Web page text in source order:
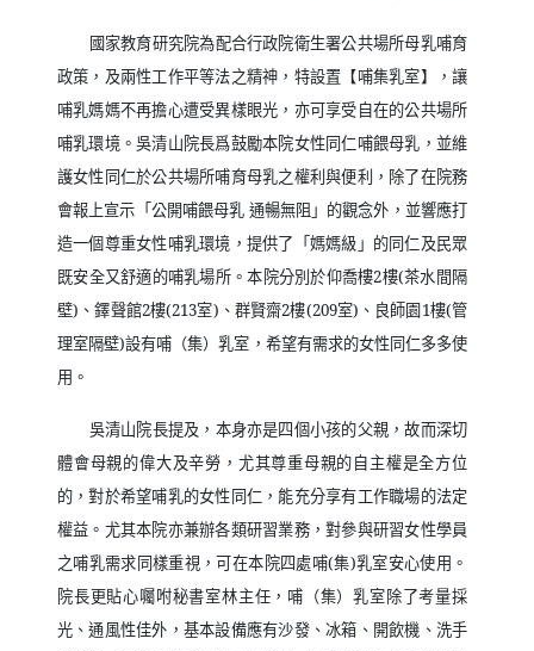
國家教育研究院為配合行政院衛生署公共場所母乳哺育
政策，及兩性工作平等法之精神，特設置【哺集乳室】，讓
哺乳媽媽不再擔心遭受異樣眼光，亦可享受自在的公共場所
哺乳環境。吳清山院長爲鼓勵本院女性同仁哺餵母乳，並維
護女性同仁於公共場所哺育母乳之權利與便利，除了在院務
會報上宣示「公開哺餵母乳 通暢無阻」的觀念外，並響應打
造一個尊重女性哺乳環境，提供了「媽媽級」的同仁及民眾
既安全又舒適的哺乳場所。本院分別於仰喬樓2樓(茶水間隔
壁) 、鐸聲館2樓(213室) 、群賢齋2樓(209室) 、良師園1樓(管
理室隔壁)設有哺（集）乳室，希望有需求的女性同仁多多使
用。
吳清山院長提及，本身亦是四個小孩的父親，故而深切
體會母親的偉大及辛勞，尤其尊重母親的自主權是全方位
的，對於希望哺乳的女性同仁，能充分享有工作職場的法定
權益。尤其本院亦兼辦各類研習業務，對參與研習女性學員
之哺乳需求同樣重視，可在本院四處哺(集)乳室安心使用。
院長更貼心囑咐秘書室林主任，哺（集）乳室除了考量採
光、通風性佳外，基本設備應有沙發、冰箱、開飲機、洗手